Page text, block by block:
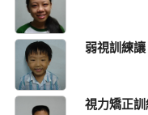
弱視訓練
視力矯正